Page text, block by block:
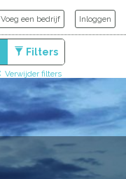
Voeg een bedrijf Inloggen
Filters
Verwijder filters